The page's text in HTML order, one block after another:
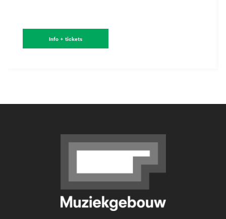
Info + tickets